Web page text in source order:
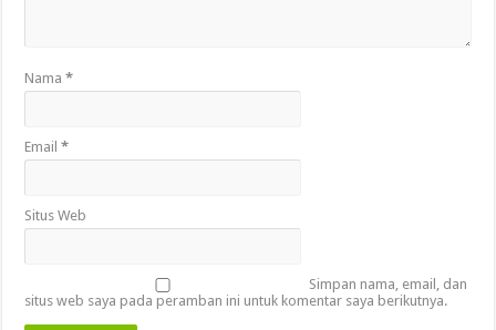
Nama*
Email*
Situs Web
Simpan nama, email, dan
situs web saya pada peramban ini untuk komentar saya berikutnya.